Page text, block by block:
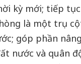
kỳ mới; tiếp tục
là một trụ
góp phần
nước và quân